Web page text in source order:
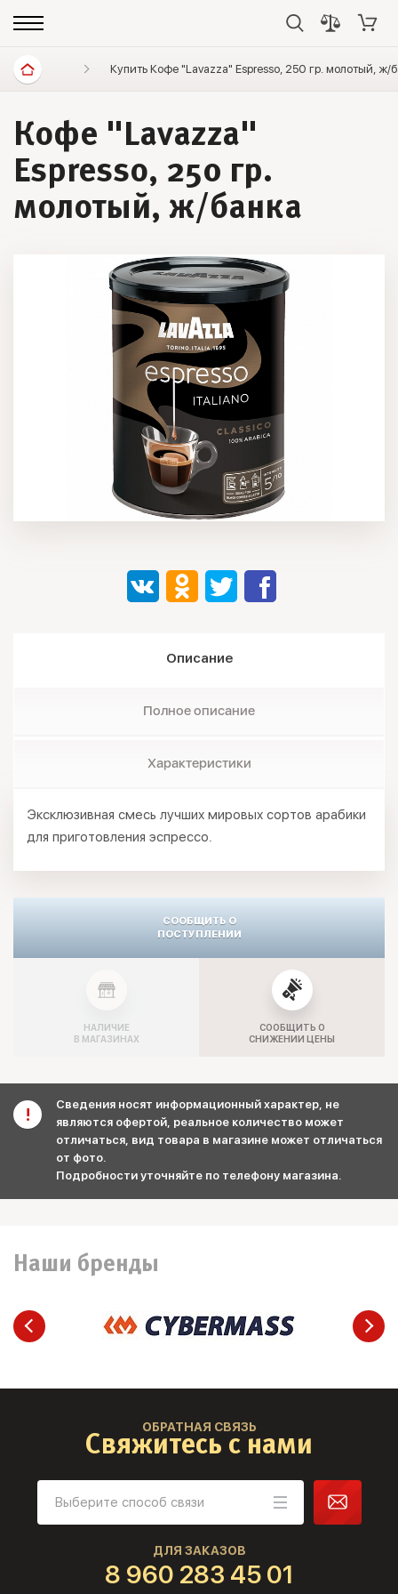
Диетические продукты Кофе Lavazza
Купить Кофе "Lavazza" Espresso, 250 гр. молотый, ж/
Кофе "Lavazza"
Espresso, 250 гр.
молотый, ж/банка
Описание
Полное описание
Характеристики
Эксклюзивная смесь лучших мировых сортов арабики
для приготовления эспрессо.
СООБЩИТЬ О
ПОСТУПЛЕНИИ
НАЛИЧИЕ
В МАГАЗИНАХ
СООБЩИТЬ О
СНИЖЕНИИ ЦЕНЫ
Сведения носят информационный характер, не
являются офертой, реальное количество может
отличаться, вид товара в магазине может отличаться
от фото.
Подробности уточняйте по телефону магазина.
Наши бренды
ОБРАТНАЯ СВЯЗЬ
Свяжитесь с нами
ДЛЯ ЗАКАЗОВ
8 960 283 45 01